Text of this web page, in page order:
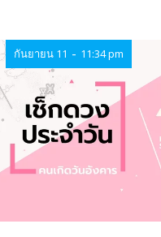
กันยายน 11 - 11:34 pm